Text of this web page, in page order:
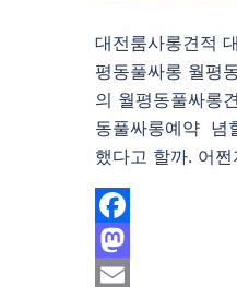
대전룸사롱견적
평동풀싸롱 월평
의 월평동풀싸롱
동풀싸롱예약 념
했다고 할까. 어
Facebook
Mastodon